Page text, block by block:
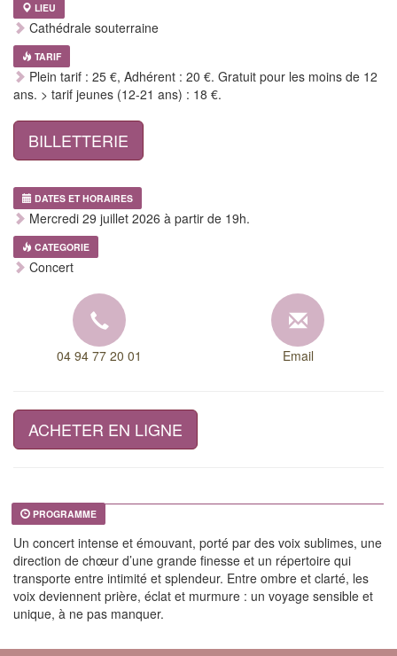
LIEU
Cathédrale souterraine
TARIF
Plein tarif : 25 €, Adhérent : 20 €. Gratuit pour les moins de 12
ans. > tarif jeunes (12-21 ans) : 18 €.
BILLETTERIE
DATES ET HORAIRES
Mercredi 29 juillet 2026 à partir de 19h.
CATEGORIE
Concert
04 94 77 20 01 Email
ACHETER EN LIGNE
PROGRAMME
Un concert intense et émouvant, porté par des voix sublimes, une
direction de chœur d’une grande finesse et un répertoire qui
transporte entre intimité et splendeur. Entre ombre et clarté, les
voix deviennent prière, éclat et murmure : un voyage sensible et
unique, à ne pas manquer.